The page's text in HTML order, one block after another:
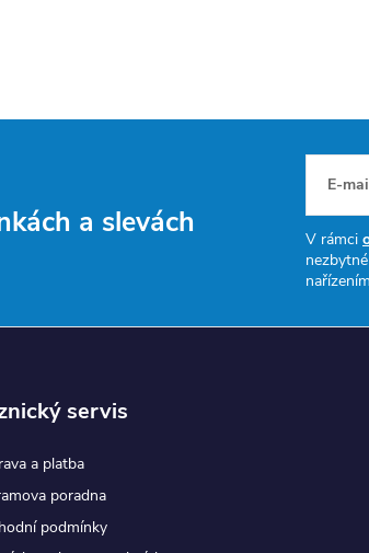
a slevách
E-
V rámci
servis
a platba
poradna
podmínky